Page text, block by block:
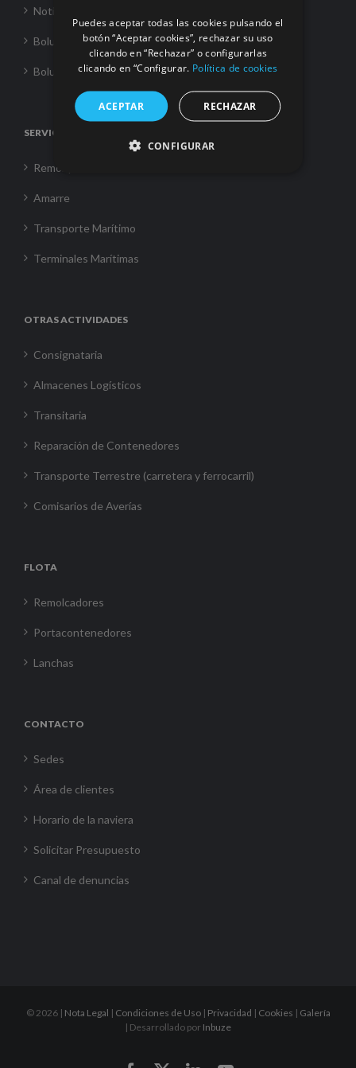
Noticias
Boluda Towage
Boluda Shipping
SERVICIOS
Remolque
Amarre
Transporte Marítimo
Terminales Marítimas
OTRAS ACTIVIDADES
Consignataria
Almacenes Logísticos
Transitaria
Reparación de Contenedores
Transporte Terrestre (carretera y ferrocarril)
Comisarios de Averías
FLOTA
Remolcadores
Portacontenedores
Lanchas
CONTACTO
Sedes
Área de clientes
Horario de la naviera
Solicitar Presupuesto
Canal de denuncias
© 2026 | Nota Legal | Condiciones de Uso| Privacidad | Cookies | Galería
| Desarrollado por Inbuze
Puedes aceptar todas las cookies pulsando el
botón “Aceptar cookies”, rechazar su uso
clicando en “Rechazar” o configurarlas
clicando en “Configurar. Política de cookies
ACEPTAR RECHAZAR
CONFIGURAR